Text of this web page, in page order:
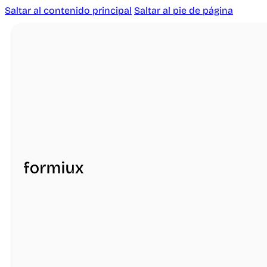
Saltar al contenido principal Saltar al pie de página